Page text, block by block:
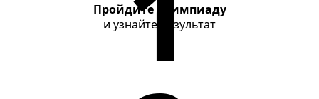
Пройдите олимпиаду
и узнайте результат